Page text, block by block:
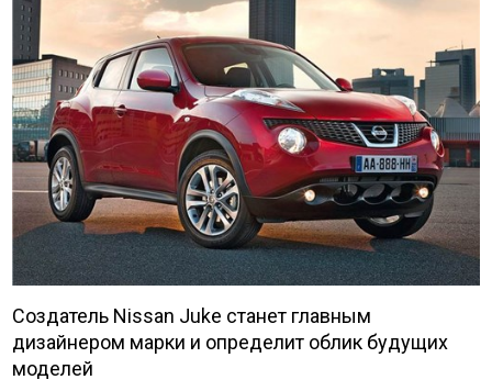
Создатель Nissan Juke станет главным
дизайнером марки и определит облик будущих
моделей